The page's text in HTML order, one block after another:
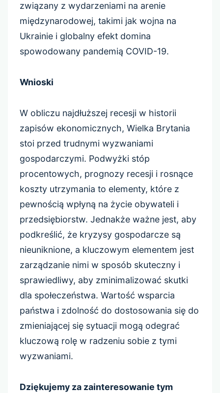
związany z wydarzeniami na arenie
międzynarodowej, takimi jak wojna na
Ukrainie i globalny efekt domina
spowodowany pandemią COVID-19.
Wnioski
W obliczu najdłuższej recesji w historii
zapisów ekonomicznych, Wielka Brytania
stoi przed trudnymi wyzwaniami
gospodarczymi. Podwyżki stóp
procentowych, prognozy recesji i rosnące
koszty utrzymania to elementy, które z
pewnością wpłyną na życie obywateli i
przedsiębiorstw. Jednakże ważne jest, aby
podkreślić, że kryzysy gospodarcze są
nieuniknione, a kluczowym elementem jest
zarządzanie nimi w sposób skuteczny i
sprawiedliwy, aby zminimalizować skutki
dla społeczeństwa. Wartość wsparcia
państwa i zdolność do dostosowania się do
zmieniającej się sytuacji mogą odegrać
kluczową rolę w radzeniu sobie z tymi
wyzwaniami.
Dziękujemy za zainteresowanie tym